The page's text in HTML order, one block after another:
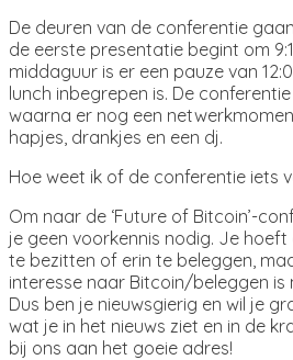
De deuren van de conferentie
de eerste presentatie begint om
middaguur is er een pauze van
lunch inbegrepen is. De
waarna er nog een
hapjes, drankjes en een dj.
Hoe weet ik of de conferentie iets
Om naar de ‘Future of Bitcoin’-
je geen voorkennis nodig. Je
te bezitten of erin te beleggen,
interesse naar Bitcoin/beleggen is
Dus ben je nieuwsgierig en wil je
wat je in het nieuws ziet en in de
bij ons aan het goeie adres!